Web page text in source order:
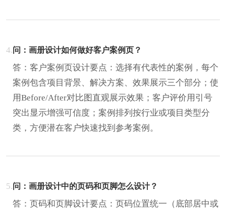
4.问：画册设计如何做好客户案例页？
答：客户案例页设计要点：选择有代表性的案例，每个
案例包含项目背景、解决方案、效果展示三个部分；使
用Before/After对比图直观展示效果；客户评价用引号
突出显示增强可信度；案例排列按行业或项目类型分
类，方便潜在客户快速找到参考案例。
5.问：画册设计中的页码和页脚怎么设计？
答：页码和页脚设计要点：页码位置统一（底部居中或